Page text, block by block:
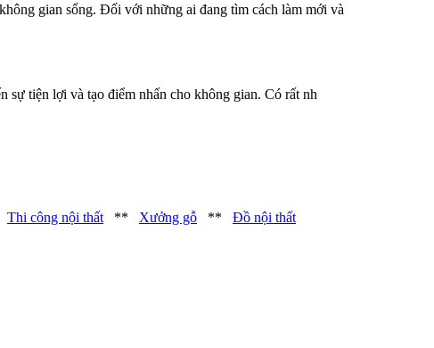
gian sống. Đối với những ai đang tìm cách làm mới và
sự tiện lợi và tạo điểm nhấn cho không gian. Có rất nh
Thi công nội thất** Xưởng gỗ ** Đồ nội thất